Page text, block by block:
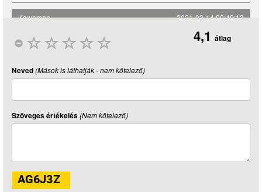
Kawaman 2021-03-14 09:49:13
annyira nem szerette de a száraz Svájci hegyekbe jol lehetett dönteni
,15ezer után már kilaposodott futófelület miatt a kanyarok nem voltak
kanyart kellett volna beiktatni De ez minden gumival igy van
4,1 átlag
Neved(Mások is láthatják - nem kötelező)
Szöveges értékelés(Nem kötelező)